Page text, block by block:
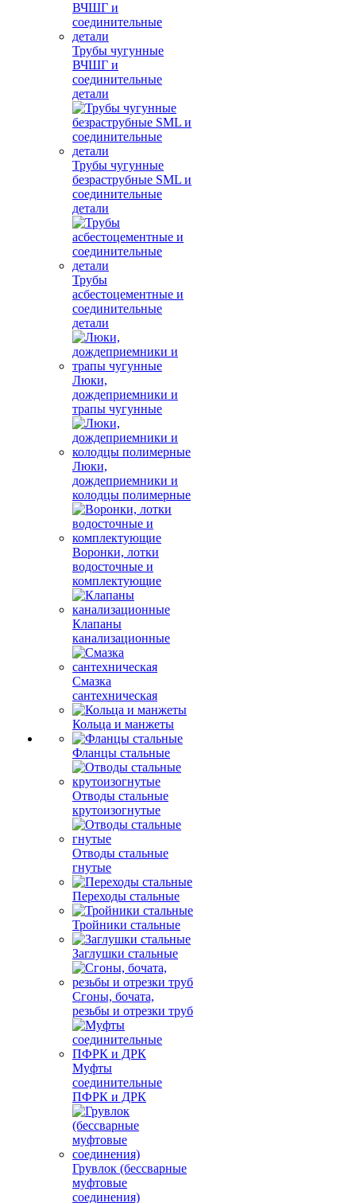
Трубы чугунные
ВЧШГ и
соединительные
детали
Трубы чугунные
безраструбные SML и
соединительные
детали
Трубы
асбестоцементные и
соединительные
детали
Люки,
дождеприемники и
трапы чугунные
Люки,
дождеприемники и
колодцы полимерные
Воронки, лотки
водосточные и
комплектующие
Клапаны
канализационные
Смазка
сантехническая
Кольца и манжеты
Фланцы стальные
Отводы стальные
крутоизогнутые
Отводы стальные
гнутые
Переходы стальные
Тройники стальные
Заглушки стальные
Сгоны, бочата,
резьбы и отрезки труб
Муфты
соединительные
ПФРК и ДРК
Грувлок (бессварные
муфтовые
соединения)